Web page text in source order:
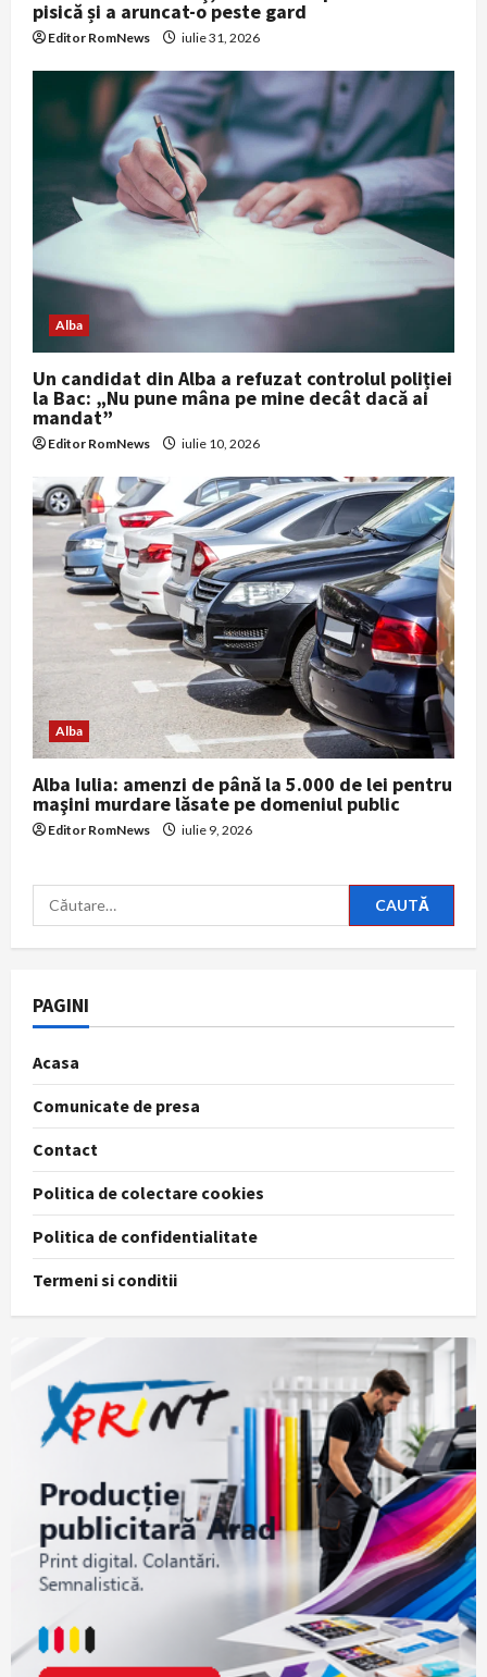
pisică și a aruncat-o peste gard
Editor RomNews iulie 31, 2026
Alba
Un candidat din Alba a refuzat controlul poliției
la Bac: „Nu pune mâna pe mine decât dacă ai
mandat”
Editor RomNews iulie 10, 2026
Alba
Alba Iulia: amenzi de până la 5.000 de lei pentru
maşini murdare lăsate pe domeniul public
Editor RomNews iulie 9, 2026
Caută
după:
PAGINI
Acasa
Comunicate de presa
Contact
Politica de colectare cookies
Politica de confidentialitate
Termeni si conditii